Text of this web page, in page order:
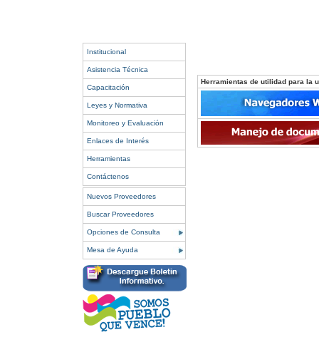
Institucional
Asistencia Técnica
Capacitación
Leyes y Normativa
Monitoreo y Evaluación
Enlaces de Interés
Herramientas
Contáctenos
Nuevos Proveedores
Buscar Proveedores
Opciones de Consulta
Mesa de Ayuda
Herramientas de utilidad para la